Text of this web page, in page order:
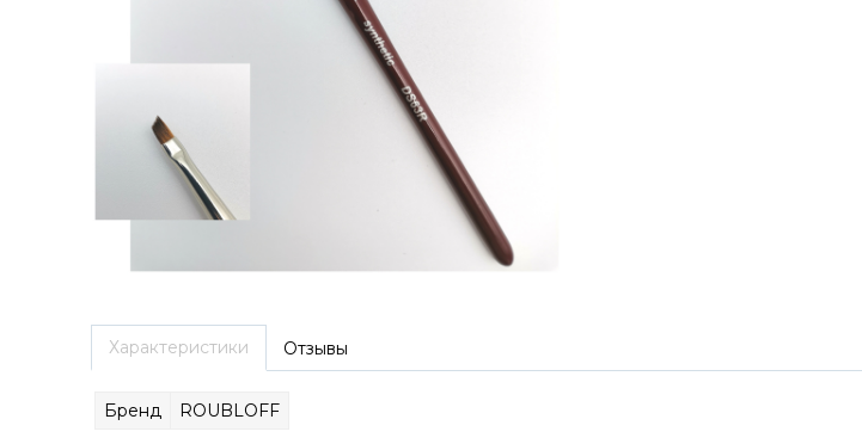
Характеристики
Бренд ROUBLOFF
Отзывы